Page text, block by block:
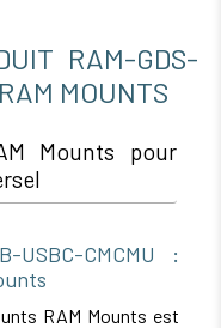
RAM-GDS-
MOUNTS
Mounts pour
USBC-CMCMU :
RAM Mounts est